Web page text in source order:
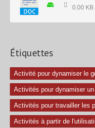
0.00 KB
Étiquettes
Activité pour dynamiser le
Activités pour dynamiser un
Activités pour travailler les
Activités à partir de